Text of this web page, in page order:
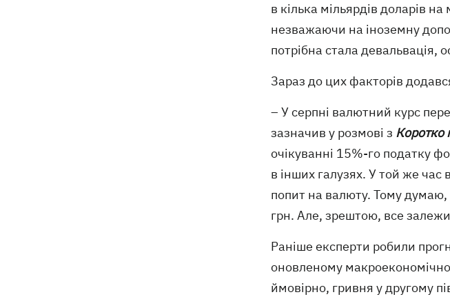
в кілька мільярдів доларів
незважаючи на іноземну
потрібна стала девальвація,
Зараз до цих факторів
– У серпні валютний курс
зазначив у розмові з Коротко
очікуванні 15%-го податку
в інших галузях. У той же
попит на валюту. Тому думаю,
грн. Але, зрештою, все
Раніше експерти робили
оновленому
ймовірно, гривня у другому